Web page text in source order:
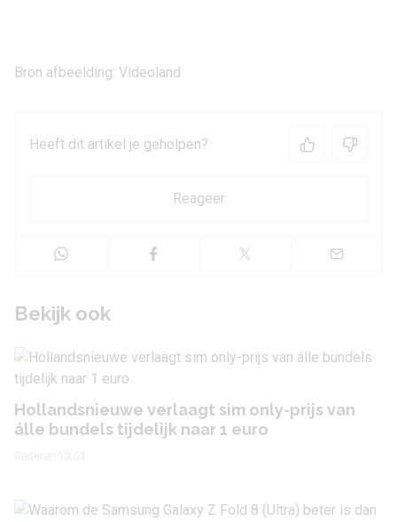
Bron afbeelding: Videoland
Heeft dit artikel je geholpen?
Reageer
Bekijk ook
Hollandsnieuwe verlaagt sim only-prijs van
álle bundels tijdelijk naar 1 euro